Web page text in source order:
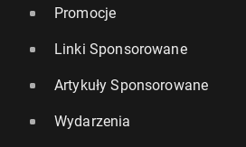
30 czerwca, 11:00
Promocje
Linki Sponsorowane
Artykuły Sponsorowane
Wydarzenia